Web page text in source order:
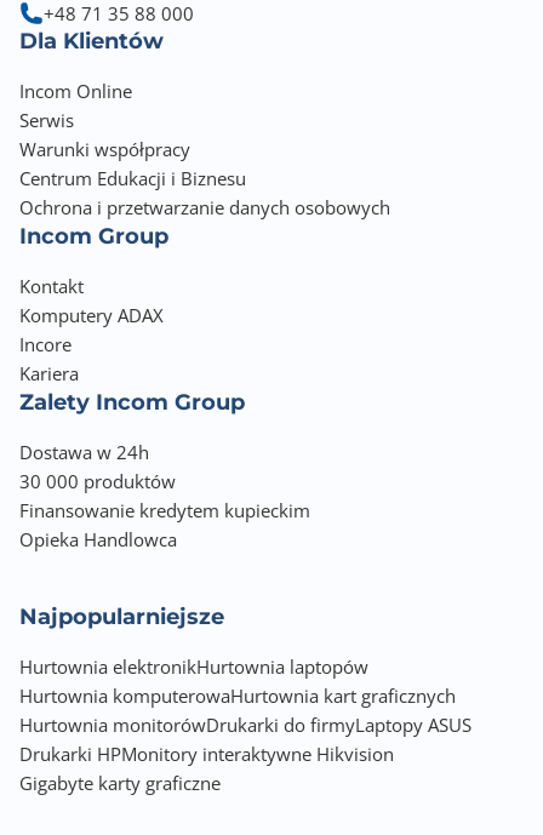
+48 71 35 88 000
Dla Klientów
Incom Online
Serwis
Warunki współpracy
Centrum Edukacji i Biznesu
Ochrona i przetwarzanie danych osobowych
Incom Group
Kontakt
Komputery ADAX
Incore
Kariera
Zalety Incom Group
Dostawa w 24h
30 000 produktów
Finansowanie kredytem kupieckim
Opieka Handlowca
Najpopularniejsze
Hurtownia elektronikHurtownia laptopów
Hurtownia komputerowaHurtownia kart graficznych
Hurtownia monitorówDrukarki do firmyLaptopy ASUS
Drukarki HPMonitory interaktywne Hikvision
Gigabyte karty graficzne